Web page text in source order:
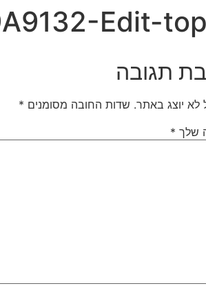
Edit-
תגובה
לא יוצג באתר. שדות החובה מסומנים *
שלך *